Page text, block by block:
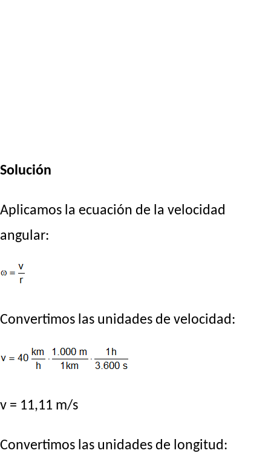
Solución
Aplicamos la ecuación de la velocidad
angular:
Convertimos las unidades de velocidad:
v = 11,11 m/s
Convertimos las unidades de longitud: